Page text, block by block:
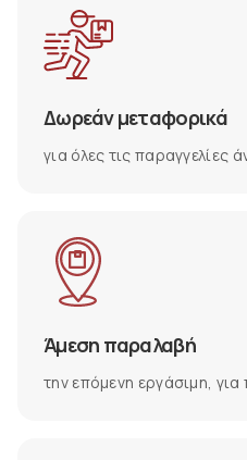
Δωρεάν μεταφορικά
για όλες τις παραγγελίες
Άμεση παραλαβή
την επόμενη εργάσιμη,